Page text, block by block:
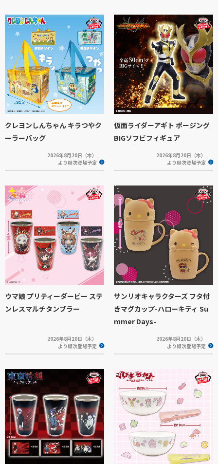
クレヨンしんちゃん キラつやク
ーラーバッグ
2026年8月20日（木）
より順次登場予定
仮面ライダーアギト ポージング
BIGソフビフィギュア
2026年8月20日（木）
より順次登場予定
ウマ娘 プリティーダービー ステ
ンレスマルチタンブラー
2026年8月20日（木）
より順次登場予定
サンリオキャラクターズ フタ付
きマグカップ-ハローキティ Su
mmer Days-
2026年8月20日（木）
より順次登場予定